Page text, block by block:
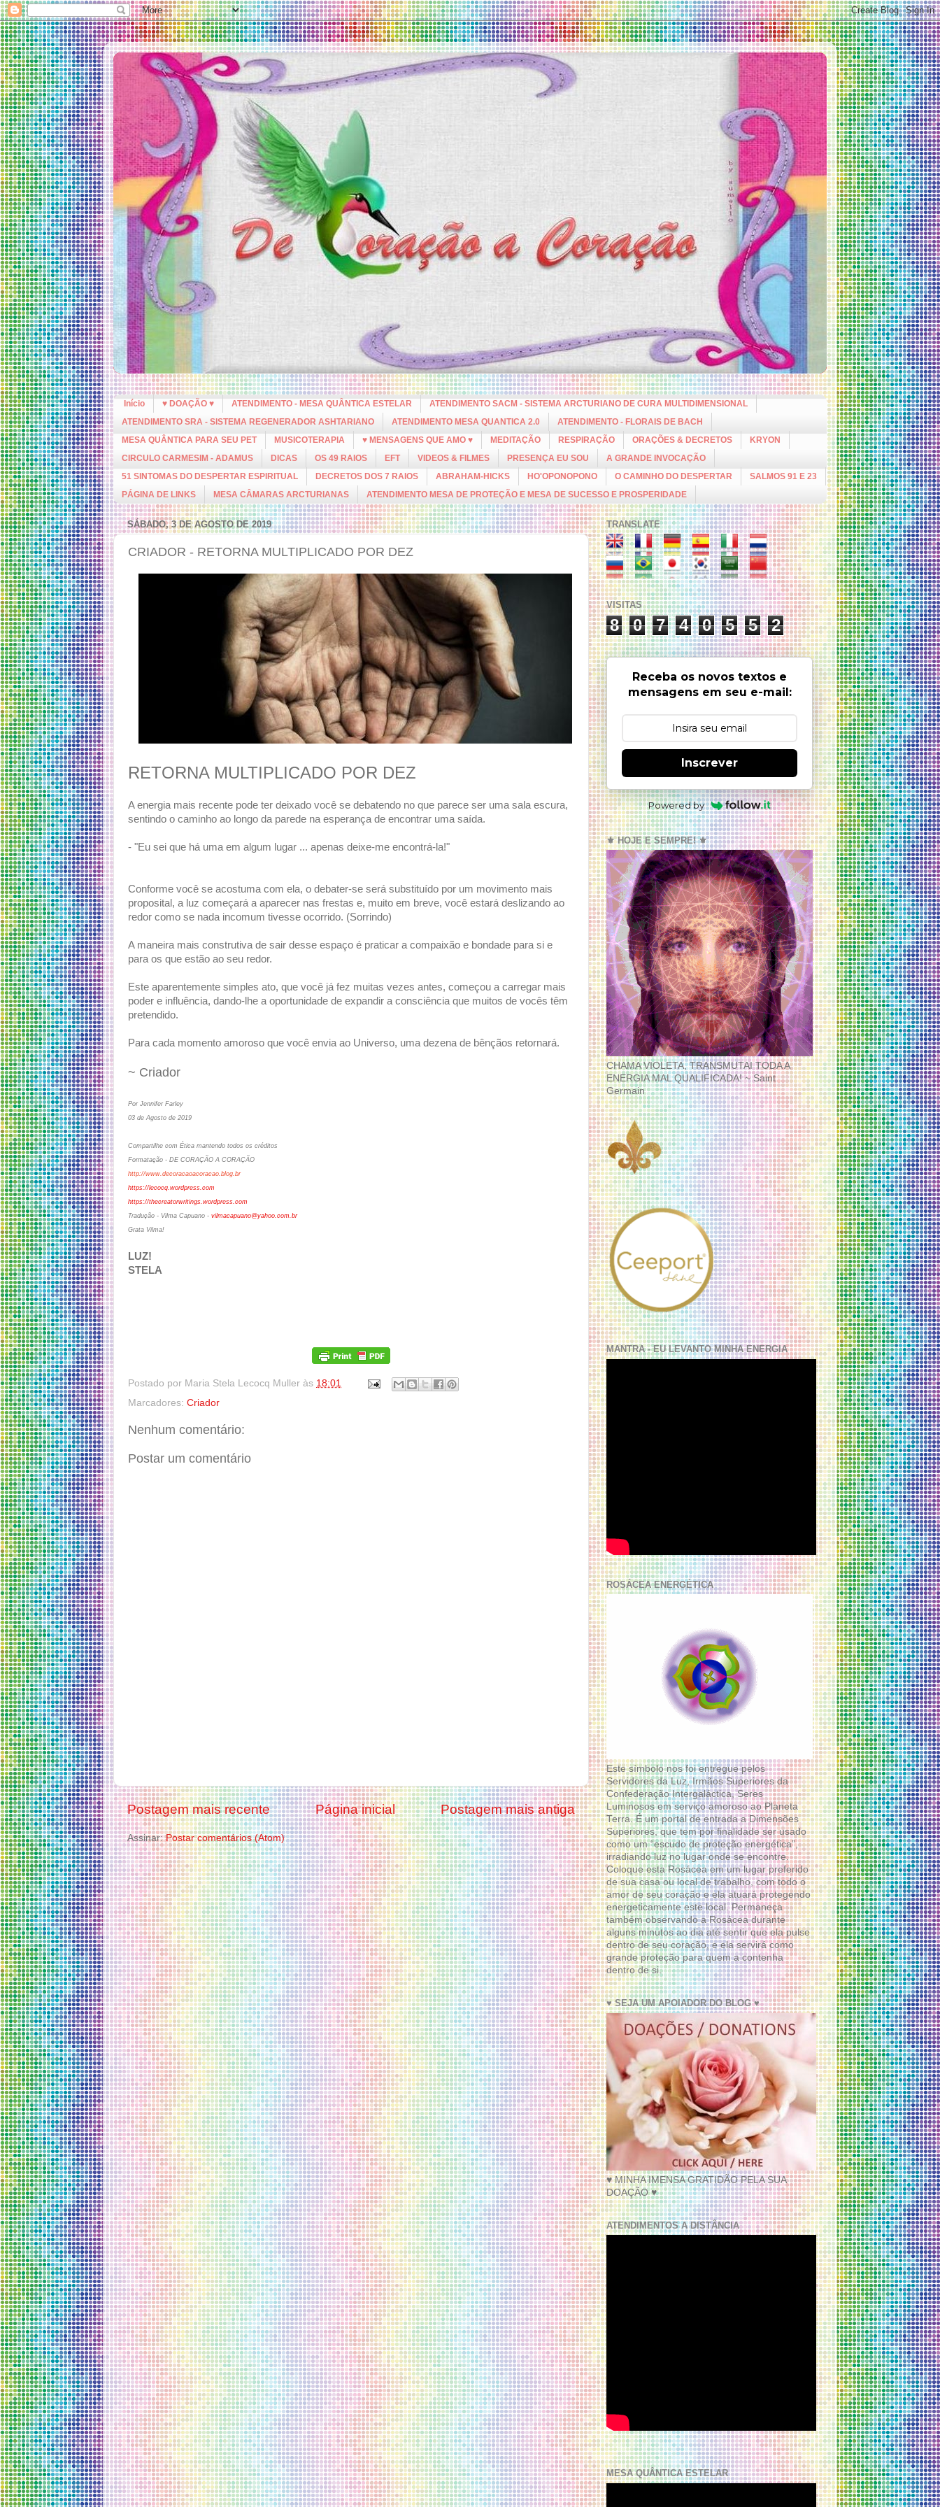
Início ♥ DOAÇÃO ♥ ATENDIMENTO - MESA QUÂNTICA ESTELAR
ATENDIMENTO SACM - SISTEMA ARCTURIANO DE CURA MULTIDIMENSIONAL
ATENDIMENTO SRA - SISTEMA REGENERADOR ASHTARIANO
ATENDIMENTO MESA QUANTICA 2.0
ATENDIMENTO - FLORAIS DE BACH
MESA QUÂNTICA PARA SEU PET
MUSICOTERAPIA ♥ MENSAGENS QUE AMO ♥ MEDITAÇÃO RESPIRAÇÃO ORAÇÕES & DECRETOS
KRYON
CIRCULO CARMESIM - ADAMUS
DICAS OS 49 RAIOS EFT VIDEOS & FILMES PRESENÇA EU SOU
A GRANDE INVOCAÇÃO
51 SINTOMAS DO DESPERTAR ESPIRITUAL
DECRETOS DOS 7 RAIOS ABRAHAM-HICKS HO'OPONOPONO O CAMINHO DO DESPERTAR
SALMOS 91 E 23
PÁGINA DE LINKS
MESA CÂMARAS ARCTURIANAS ATENDIMENTO MESA DE PROTEÇÃO E MESA DE SUCESSO E PROSPERIDADE
SÁBADO, 3 DE AGOSTO DE 2019
CRIADOR - RETORNA MULTIPLICADO POR DEZ
RETORNA MULTIPLICADO POR DEZ
A energia mais recente pode ter deixado você se debatendo no que parece ser uma sala escura,
sentindo o caminho ao longo da parede na esperança de encontrar uma saída.
- "Eu sei que há uma em algum lugar ... apenas deixe-me encontrá-la!"
Conforme você se acostuma com ela, o debater-se será substituído por um movimento mais
proposital, a luz começará a aparecer nas frestas e, muito em breve, você estará deslizando ao
redor como se nada incomum tivesse ocorrido. (Sorrindo)
A maneira mais construtiva de sair desse espaço é praticar a compaixão e bondade para si e
para os que estão ao seu redor.
Este aparentemente simples ato, que você já fez muitas vezes antes, começou a carregar mais
poder e influência, dando-lhe a oportunidade de expandir a consciência que muitos de vocês têm
pretendido.
Para cada momento amoroso que você envia ao Universo, uma dezena de bênçãos retornará.
~ Criador
Por Jennifer Farley
03 de Agosto de 2019
Compartilhe com Ética mantendo todos os créditos
Formatação - DE CORAÇÃO A CORAÇÃO
http://www.decoracaoacoracao.blog.br
https://lecocq.wordpress.com
https://thecreatorwritings.wordpress.com
Tradução - Vilma Capuano - vilmacapuano@yahoo.com.br
Grata Vilma!
LUZ!
STELA
Postado por Maria Stela Lecocq Muller às 18:01
Marcadores: Criador
Nenhum comentário:
Postar um comentário
Postagem mais recente Postagem mais antiga
Página inicial
Assinar:Postar comentários (Atom)
TRANSLATE
VISITAS
8 0 7 4 0 5 5 2
Receba os novos textos e
mensagens em seu e-mail:
Inscrever
Powered by
⚜️ HOJE E SEMPRE! ⚜️
CHAMA VIOLETA, TRANSMUTAI TODA A
ENERGIA MAL QUALIFICADA! ~ Saint
Germain
MANTRA - EU LEVANTO MINHA ENERGIA
ROSÁCEA ENERGÉTICA
Este símbolo nos foi entregue pelos
Servidores da Luz, Irmãos Superiores da
Confederação Intergaláctica, Seres
Luminosos em serviço amoroso ao Planeta
Terra. É um portal de entrada a Dimensões
Superiores, que tem por finalidade ser usado
como um “escudo de proteção energética”,
irradiando luz no lugar onde se encontre.
Coloque esta Rosácea em um lugar preferido
de sua casa ou local de trabalho, com todo o
amor de seu coração e ela atuará protegendo
energeticamente este local. Permaneça
também observando a Rosácea durante
alguns minutos ao dia até sentir que ela pulse
dentro de seu coração, e ela servirá como
grande proteção para quem a contenha
dentro de si.
♥ SEJA UM APOIADOR DO BLOG ♥
♥ MINHA IMENSA GRATIDÃO PELA SUA
DOAÇÃO ♥
ATENDIMENTOS A DISTÂNCIA
MESA QUÂNTICA ESTELAR